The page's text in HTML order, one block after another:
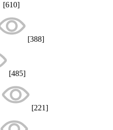
[610]
[388]
[485]
[221]